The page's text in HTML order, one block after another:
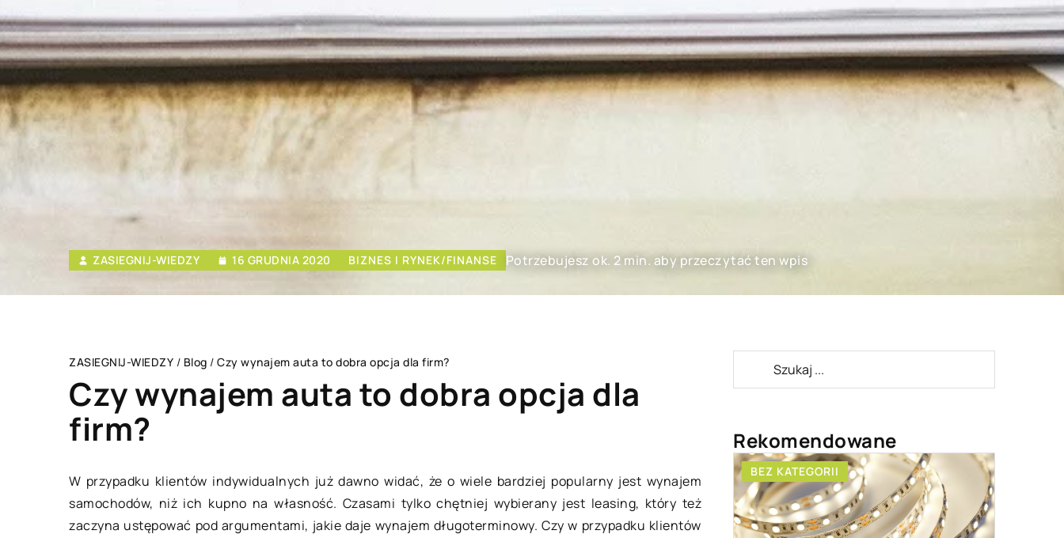
ZASIEGNIJ-WIEDZY 16 GRUDNIA 2020 BIZNES I RYNEK/FINANSE Potrzebujesz ok. 2 min. aby przeczytać ten wpis
ZASIEGNIJ-WIEDZY / Blog / Czy wynajem auta to dobra opcja dla firm?
Czy wynajem auta to dobra opcja dla
firm?
W przypadku klientów indywidualnych już dawno widać, że o wiele bardziej popularny jest wynajem
samochodów, niż ich kupno na własność. Czasami tylko chętniej wybierany jest leasing, który też
zaczyna ustępować pod argumentami, jakie daje wynajem długoterminowy. Czy w przypadku klientów
Rekomendowane
SPOSÓB ŻYCIA I STYL